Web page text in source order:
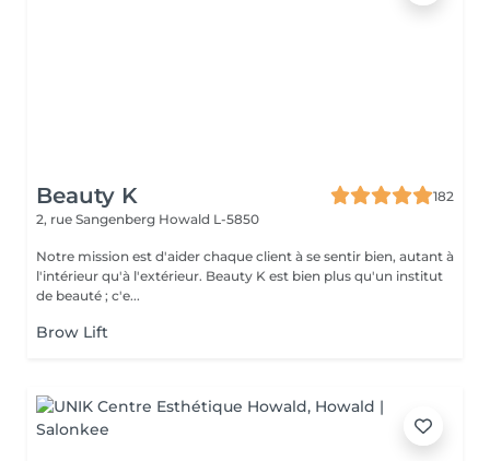
Beauty K
182
2, rue Sangenberg Howald L-5850
Notre mission est d'aider chaque client à se sentir bien, autant à
l'intérieur qu'à l'extérieur. Beauty K est bien plus qu'un institut
de beauté ; c'e...
Brow Lift